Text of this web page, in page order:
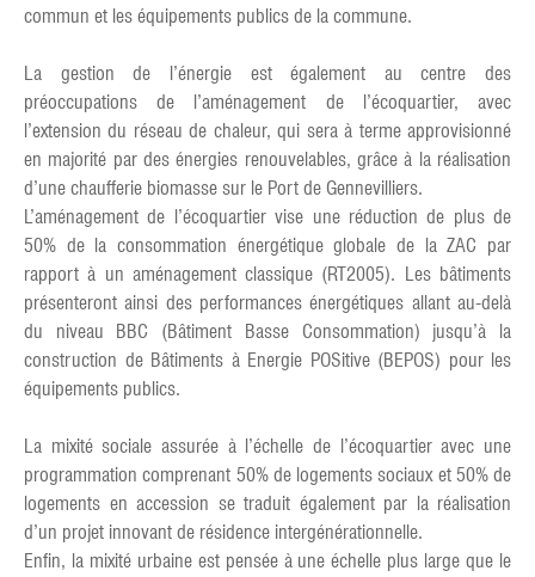
commun et les équipements publics de la commune.
La gestion de l’énergie est également au centre des
préoccupations de l’aménagement de l’écoquartier, avec
l’extension du réseau de chaleur, qui sera à terme approvisionné
en majorité par des énergies renouvelables, grâce à la réalisation
d’une chaufferie biomasse sur le Port de Gennevilliers.
L’aménagement de l’écoquartier vise une réduction de plus de
50% de la consommation énergétique globale de la ZAC par
rapport à un aménagement classique (RT2005). Les bâtiments
présenteront ainsi des performances énergétiques allant au-delà
du niveau BBC (Bâtiment Basse Consommation) jusqu’à la
construction de Bâtiments à Energie POSitive (BEPOS) pour les
équipements publics.
La mixité sociale assurée à l’échelle de l’écoquartier avec une
programmation comprenant 50% de logements sociaux et 50% de
logements en accession se traduit également par la réalisation
d’un projet innovant de résidence intergénérationnelle.
Enfin, la mixité urbaine est pensée à une échelle plus large que le